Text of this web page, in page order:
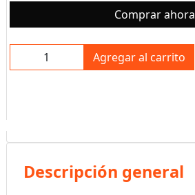
Comprar ahora
Agregar al carrito
Descripción general